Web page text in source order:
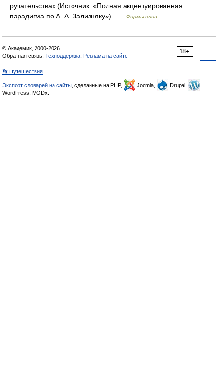
ручательствах (Источник: «Полная акцентуированная
парадигма по А. А. Зализняку») …
Формы слов
18+
© Академик, 2000-2026
Обратная связь: Техподдержка Реклама на сайте
👣 Путешествия
Экспорт словарей на сайты , сделанные на PHP, Joomla,
Drupal,
WordPress, MODx.